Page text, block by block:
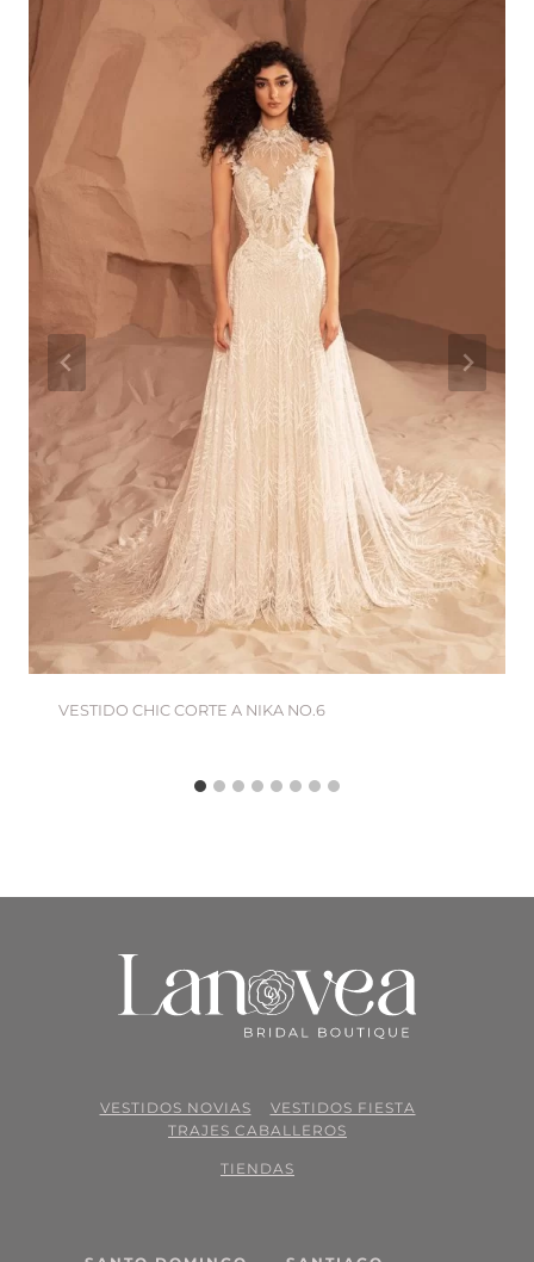
VESTIDO CHIC CORTE A NIKA NO.6
VESTIDOS NOVIAS
VESTIDOS FIESTA
TRAJES CABALLEROS
TIENDAS